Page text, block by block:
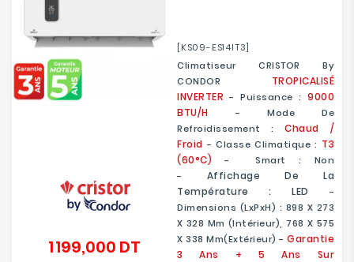
[KS09-ES14IT3]
Climatiseur CRISTOR By
CONDOR TROPICALISÉ
INVERTER - Puissance : 9000
BTU/H - Mode De
Refroidissement :Chaud /
Froid - Classe Climatique : T3
(60°C)- Smart : Non
- Affichage De La
Température : LED -
Dimensions (LxPxH) : 898 X 273
X 328 Mm (intérieur), 768 X 575
X 338 Mm(extérieur) - Garantie
3 Ans + 5 Ans Sur
1 199,000 DT